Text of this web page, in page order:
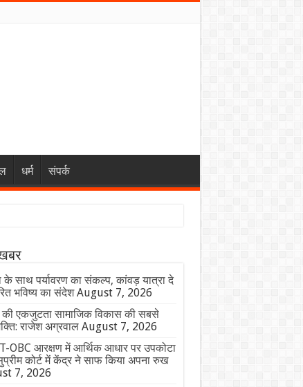
धर्म संपर्क
साथ पर्यावरण का संकल्प, कांवड़ यात्रा दे
भविष्य का संदेश August 7, 2026
एकजुटता सामाजिक विकास की सबसे
राजेश अग्रवाल August 7, 2026
OBC आरक्षण में आर्थिक आधार पर उपकोटा
कोर्ट में केंद्र ने साफ किया अपना रुख
7, 2026